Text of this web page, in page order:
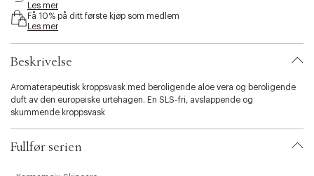
b
i
t
.
v
a
r
i
a
Les mer
Få 10% på ditt første kjøp som medlem
Les mer
Beskrivelse
Aromaterapeutisk kroppsvask med beroligende aloe vera og beroligende
duft av den europeiske urtehagen. En SLS-fri, avslappende og
skummende kroppsvask
Fullfør serien